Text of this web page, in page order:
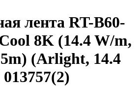
лента RT-B60-
8K (14.4 W/m,
(Arlight, 14.4